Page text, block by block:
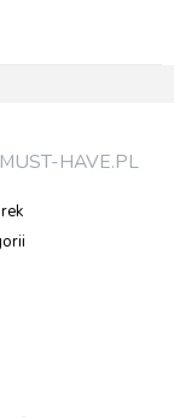
HAVE.PL